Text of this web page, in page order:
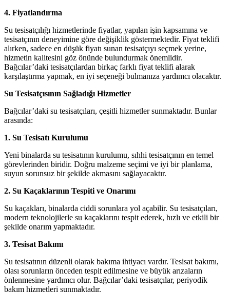
4. Fiyatlandırma
Su tesisatçılığı hizmetlerinde fiyatlar, yapılan işin kapsamına ve
tesisatçının deneyimine göre değişiklik göstermektedir. Fiyat teklifi
alırken, sadece en düşük fiyatı sunan tesisatçıyı seçmek yerine,
hizmetin kalitesini göz önünde bulundurmak önemlidir.
Bağcılar’daki tesisatçılardan birkaç farklı fiyat teklifi alarak
karşılaştırma yapmak, en iyi seçeneği bulmanıza yardımcı olacaktır.
Su Tesisatçısının Sağladığı Hizmetler
Bağcılar’daki su tesisatçıları, çeşitli hizmetler sunmaktadır. Bunlar
arasında:
1. Su Tesisatı Kurulumu
Yeni binalarda su tesisatının kurulumu, sıhhi tesisatçının en temel
görevlerinden biridir. Doğru malzeme seçimi ve iyi bir planlama,
suyun sorunsuz bir şekilde akmasını sağlayacaktır.
2. Su Kaçaklarının Tespiti ve Onarımı
Su kaçakları, binalarda ciddi sorunlara yol açabilir. Su tesisatçıları,
modern teknolojilerle su kaçaklarını tespit ederek, hızlı ve etkili bir
şekilde onarım yapmaktadır.
3. Tesisat Bakımı
Su tesisatının düzenli olarak bakıma ihtiyacı vardır. Tesisat bakımı,
olası sorunların önceden tespit edilmesine ve büyük arızaların
önlenmesine yardımcı olur. Bağcılar’daki tesisatçılar, periyodik
bakım hizmetleri sunmaktadır.